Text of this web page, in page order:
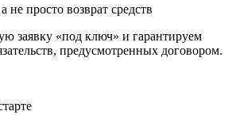
не просто возврат средств
заявку «под ключ» и гарантируем
предусмотренных договором.